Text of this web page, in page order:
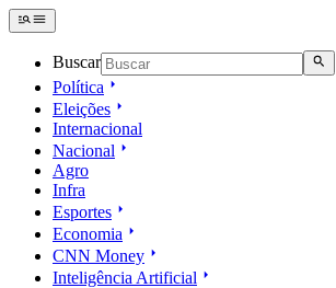
Buscar
Política
Eleições
Internacional
Nacional
Agro
Infra
Esportes
Economia
CNN Money
Inteligência Artificial